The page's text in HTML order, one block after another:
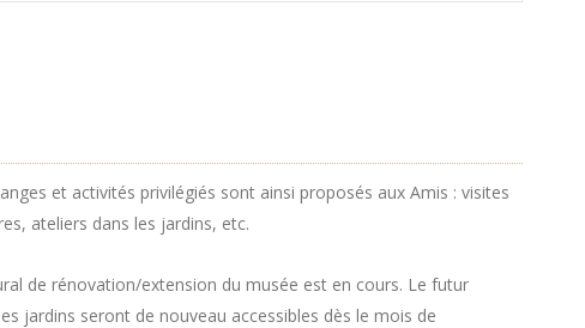
et activités privilégiés sont ainsi proposés aux Amis : visites
ateliers dans les jardins, etc.
de rénovation/extension du musée est en cours. Le futur
jardins seront de nouveau accessibles dès le mois de